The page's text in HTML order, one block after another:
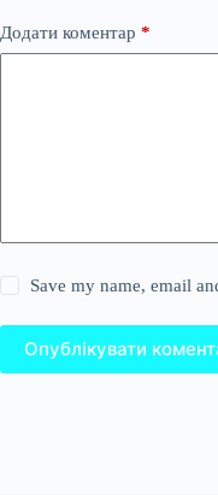
Додати коментар *
Save my name, email
Опублікувати